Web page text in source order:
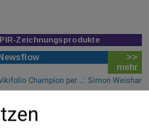
PIR-Zeichnungsprodukte
>>
mehr
Champion per ..: Simon Weishar
Börse Party: ATX schwächer,
Mobility...